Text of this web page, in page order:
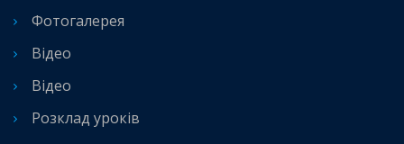
Фотогалерея
Відео
Відео
Розклад уроків